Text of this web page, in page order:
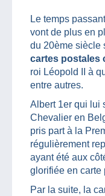
Le temps
vont de plus en
du 20ème siècle
cartes postales
roi Léopold II à
entre autres.
Albert 1er qui lui
Chevalier en
pris part à la
régulièrement
ayant été aux
glorifiée en carte
Par la suite, la